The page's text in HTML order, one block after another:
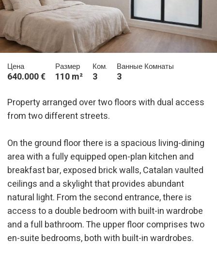
Цена
640.000 €
Размер
110 m²
Ком.
3
Ванные Комнаты
3
Property arranged over two floors with dual access
from two different streets.
On the ground floor there is a spacious living-dining
area with a fully equipped open-plan kitchen and
breakfast bar, exposed brick walls, Catalan vaulted
ceilings and a skylight that provides abundant
natural light. From the second entrance, there is
access to a double bedroom with built-in wardrobe
and a full bathroom. The upper floor comprises two
en-suite bedrooms, both with built-in wardrobes.